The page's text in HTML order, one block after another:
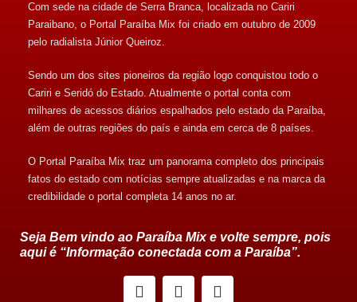
Com sede na cidade de Serra Branca, localizada no Cariri
Paraibano, o Portal Paraíba Mix foi criado em outubro de 2009
pelo radialista Júnior Queiroz.
Sendo um dos sites pioneiros da região logo conquistou todo o
Cariri e Seridó do Estado. Atualmente o portal conta com
milhares de acessos diários espalhados pelo estado da Paraíba,
além de outras regiões do país e ainda em cerca de 8 países.
O Portal Paraíba Mix traz um panorama completo dos principais
fatos do estado com notícias sempre atualizadas e na marca da
credibilidade o portal completa 14 anos no ar.
Seja Bem vindo ao Paraíba Mix e volte sempre, pois
aqui é “Informação conectada com a Paraíba”.